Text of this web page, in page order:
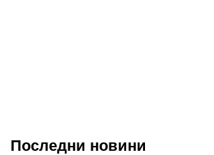
Последни новини